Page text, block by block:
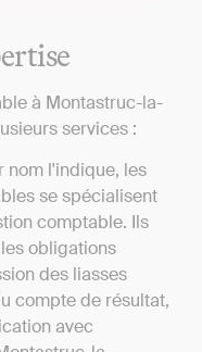
à Montastruc-la-
services :
nom l'indique, les
se spécialisent
comptable. Ils
obligations
des liasses
compte de résultat,
avec